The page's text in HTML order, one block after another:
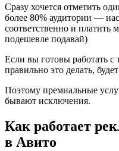
Сразу хочется отметить
более 80% аудитории —
соответственно и
подешевле подавай)
Если вы готовы работать с
правильно это делать,
Поэтому премиальные
бывают исключения.
Как работает
в Авито